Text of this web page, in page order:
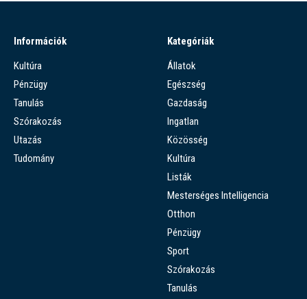
Információk
Kultúra
Pénzügy
Tanulás
Szórakozás
Utazás
Tudomány
Kategóriák
Állatok
Egészség
Gazdaság
Ingatlan
Közösség
Kultúra
Listák
Mesterséges Intelligencia
Otthon
Pénzügy
Sport
Szórakozás
Tanulás